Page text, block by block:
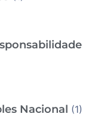
Nacional (1)